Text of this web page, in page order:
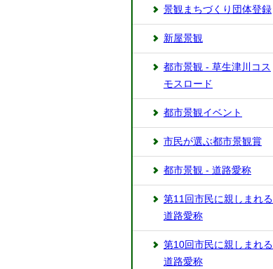
景観まちづくり団体登録
新屋景観
都市景観 - 草生津川コス
モスロード
都市景観イベント
市民が選ぶ都市景観賞
都市景観 - 道路愛称
第11回市民に親しまれる
道路愛称
第10回市民に親しまれる
道路愛称